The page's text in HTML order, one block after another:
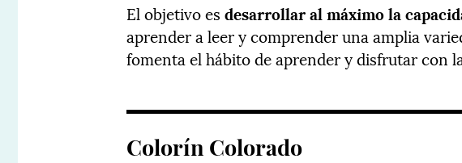
El objetivo esdesarrollar al máximo la
aprender a leer y comprender una amplia
fomenta el hábito de aprender y disfrutar con
Colorín Colorado